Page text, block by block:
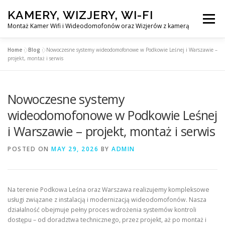
content
KAMERY, WIZJERY, WI-FI
Montaż Kamer Wifi i Wideodomofonów oraz Wizjerów z kamerą
Menu
GŁÓWNA
MONTAŻ WIDEDOMOFONÓW
MONTAŻU WIZJERÓW Z KAMERĄ BLOG
Home »Blog »Nowoczesne systemy wideodomofonowe w Podkowie Leśnej i Warszawie –
projekt, montaż i serwis
Nowoczesne systemy
wideodomofonowe w Podkowie Leśnej
i Warszawie – projekt, montaż i serwis
POSTED ON MAY 29, 2026 BY ADMIN
Na terenie Podkowa Leśna oraz Warszawa realizujemy kompleksowe
usługi związane z instalacją i modernizacją wideodomofonów. Nasza
działalność obejmuje pełny proces wdrożenia systemów kontroli
dostępu – od doradztwa technicznego, przez projekt, aż po montaż i